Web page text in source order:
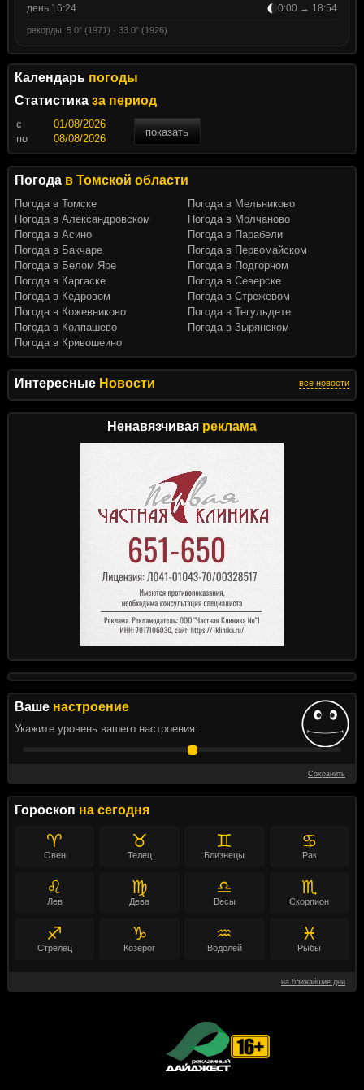
Интересные Новости все новости
Ненавязчивая реклама
Ваше настроение
Укажите уровень вашего настроения:
Сохранить
Гороскоп на сегодня
♈
Овен
♉
Телец
♊
Близнецы
♋
Рак
♌
Лев
♍
Дева
♎
Весы
♏
Скорпион
♐
Стрелец
♑
Козерог
♒
Водолей
♓
Рыбы
на ближайшие дни
день 16:24
0:00 → 18:54
рекорды: 5.0° (1971) · 33.0° (1926)
Календарь погоды
Статистика за период
c
показать
по
Погода в Томской области
Погода в Томске
Погода в Александровском
Погода в Асино
Погода в Бакчаре
Погода в Белом Яре
Погода в Каргаске
Погода в Кедровом
Погода в Кожевниково
Погода в Колпашево
Погода в Кривошеино
Погода в Мельниково
Погода в Молчаново
Погода в Парабели
Погода в Первомайском
Погода в Подгорном
Погода в Северске
Погода в Стрежевом
Погода в Тегульдете
Погода в Зырянском